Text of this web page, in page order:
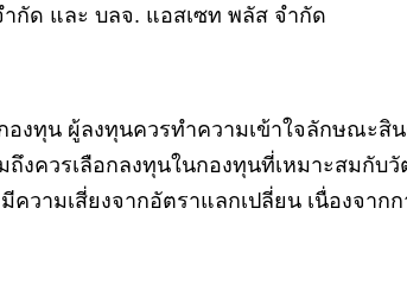
กัด และ บลจ. แอสเซท พลัส จำกัด
ทุน ผู้ลงทุนควรทำความเข้าใจลักษณะสิน
งควรเลือกลงทุนในกองทุนที่เหมาะสมกับ
ามเสี่ยงจากอัตราแลกเปลี่ยน เนื่องจากก